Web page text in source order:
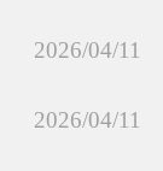
荣誉资质
技术指导
2026/04/11
2026/04/11